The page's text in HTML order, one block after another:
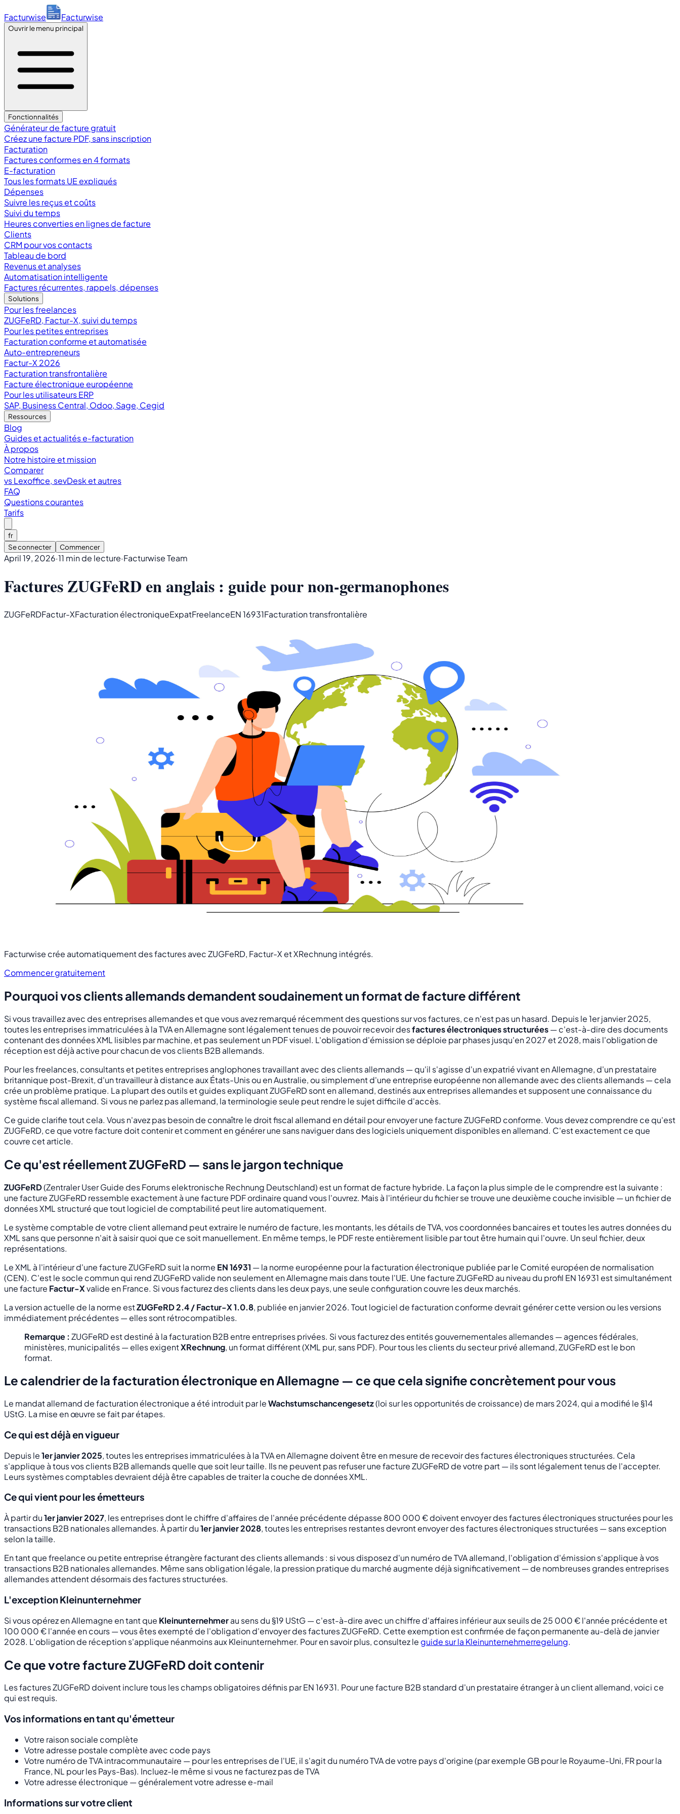
Facturwise Facturwise
Ouvrir le menu principal
Fonctionnalités
Générateur de facture gratuit
Créez une facture PDF, sans inscription
Facturation
Factures conformes en 4 formats
E-facturation
Tous les formats UE expliqués
Dépenses
Suivre les reçus et coûts
Suivi du temps
Heures converties en lignes de facture
Clients
CRM pour vos contacts
Tableau de bord
Revenus et analyses
Automatisation intelligente
Factures récurrentes, rappels, dépenses
Solutions
Pour les freelances
ZUGFeRD, Factur-X, suivi du temps
Pour les petites entreprises
Facturation conforme et automatisée
Auto-entrepreneurs
Factur-X 2026
Facturation transfrontalière
Facture électronique européenne
Pour les utilisateurs ERP
SAP, Business Central, Odoo, Sage, Cegid
Ressources
Blog
Guides et actualités e-facturation
À propos
Notre histoire et mission
Comparer
vs Lexoffice, sevDesk et autres
FAQ
Questions courantes
Tarifs
fr
Se connecter
Commencer
April 19, 2026·11 min de lecture·Facturwise Team
Factures ZUGFeRD en anglais : guide pour non-germanophones
ZUGFeRDFactur-XFacturation électroniqueExpatFreelanceEN 16931Facturation transfrontalière
Facturwise crée automatiquement des factures avec ZUGFeRD, Factur-X et XRechnung intégrés.
Commencer gratuitement
Pourquoi vos clients allemands demandent soudainement un format de facture différent
Si vous travaillez avec des entreprises allemandes et que vous avez remarqué récemment des questions sur vos factures, ce n'est pas un hasard. Depuis le 1er janvier 2025,
toutes les entreprises immatriculées à la TVA en Allemagne sont légalement tenues de pouvoir recevoir desfactures électroniques structurées— c'est-à-dire des documents
contenant des données XML lisibles par machine, et pas seulement un PDF visuel. L'obligation d'émission se déploie par phases jusqu'en 2027 et 2028, mais l'obligation de
réception est déjà active pour chacun de vos clients B2B allemands.
Pour les freelances, consultants et petites entreprises anglophones travaillant avec des clients allemands — qu'il s'agisse d'un expatrié vivant en Allemagne, d'un prestataire
britannique post-Brexit, d'un travailleur à distance aux États-Unis ou en Australie, ou simplement d'une entreprise européenne non allemande avec des clients allemands — cela
crée un problème pratique. La plupart des outils et guides expliquant ZUGFeRD sont en allemand, destinés aux entreprises allemandes et supposent une connaissance du
système fiscal allemand. Si vous ne parlez pas allemand, la terminologie seule peut rendre le sujet difficile d'accès.
Ce guide clarifie tout cela. Vous n'avez pas besoin de connaître le droit fiscal allemand en détail pour envoyer une facture ZUGFeRD conforme. Vous devez comprendre ce qu'est
ZUGFeRD, ce que votre facture doit contenir et comment en générer une sans naviguer dans des logiciels uniquement disponibles en allemand. C'est exactement ce que
couvre cet article.
Ce qu'est réellement ZUGFeRD — sans le jargon technique
ZUGFeRD(Zentraler User Guide des Forums elektronische Rechnung Deutschland) est un format de facture hybride. La façon la plus simple de le comprendre est la suivante :
une facture ZUGFeRD ressemble exactement à une facture PDF ordinaire quand vous l'ouvrez. Mais à l'intérieur du fichier se trouve une deuxième couche invisible — un fichier de
données XML structuré que tout logiciel de comptabilité peut lire automatiquement.
Le système comptable de votre client allemand peut extraire le numéro de facture, les montants, les détails de TVA, vos coordonnées bancaires et toutes les autres données du
XML sans que personne n'ait à saisir quoi que ce soit manuellement. En même temps, le PDF reste entièrement lisible par tout être humain qui l'ouvre. Un seul fichier, deux
représentations.
Le XML à l'intérieur d'une facture ZUGFeRD suit la norme EN 16931 — la norme européenne pour la facturation électronique publiée par le Comité européen de normalisation
(CEN). C'est le socle commun qui rend ZUGFeRD valide non seulement en Allemagne mais dans toute l'UE. Une facture ZUGFeRD au niveau du profil EN 16931 est simultanément
une facture Factur-Xvalide en France. Si vous facturez des clients dans les deux pays, une seule configuration couvre les deux marchés.
La version actuelle de la norme estZUGFeRD 2.4 / Factur-X 1.0.8, publiée en janvier 2026. Tout logiciel de facturation conforme devrait générer cette version ou les versions
immédiatement précédentes — elles sont rétrocompatibles.
Remarque : ZUGFeRD est destiné à la facturation B2B entre entreprises privées. Si vous facturez des entités gouvernementales allemandes — agences fédérales,
ministères, municipalités — elles exigentXRechnung, un format différent (XML pur, sans PDF). Pour tous les clients du secteur privé allemand, ZUGFeRD est le bon
format.
Le calendrier de la facturation électronique en Allemagne — ce que cela signifie concrètement pour vous
Le mandat allemand de facturation électronique a été introduit par leWachstumschancengesetz(loi sur les opportunités de croissance) de mars 2024, qui a modifié le §14
UStG. La mise en œuvre se fait par étapes.
Ce qui est déjà en vigueur
Depuis le1er janvier 2025, toutes les entreprises immatriculées à la TVA en Allemagne doivent être en mesure de recevoir des factures électroniques structurées. Cela
s'applique à tous vos clients B2B allemands quelle que soit leur taille. Ils ne peuvent pas refuser une facture ZUGFeRD de votre part — ils sont légalement tenus de l'accepter.
Leurs systèmes comptables devraient déjà être capables de traiter la couche de données XML.
Ce qui vient pour les émetteurs
À partir du1er janvier 2027, les entreprises dont le chiffre d'affaires de l'année précédente dépasse 800 000 € doivent envoyer des factures électroniques structurées pour les
transactions B2B nationales allemandes. À partir du1er janvier 2028, toutes les entreprises restantes devront envoyer des factures électroniques structurées — sans exception
selon la taille.
En tant que freelance ou petite entreprise étrangère facturant des clients allemands : si vous disposez d'un numéro de TVA allemand, l'obligation d'émission s'applique à vos
transactions B2B nationales allemandes. Même sans obligation légale, la pression pratique du marché augmente déjà significativement — de nombreuses grandes entreprises
allemandes attendent désormais des factures structurées.
L'exception Kleinunternehmer
Si vous opérez en Allemagne en tant que Kleinunternehmerau sens du §19 UStG — c'est-à-dire avec un chiffre d'affaires inférieur aux seuils de 25 000 € l'année précédente et
100 000 € l'année en cours — vous êtes exempté de l'obligation d'envoyer des factures ZUGFeRD. Cette exemption est confirmée de façon permanente au-delà de janvier
2028. L'obligation de réception s'applique néanmoins aux Kleinunternehmer. Pour en savoir plus, consultez leguide sur la Kleinunternehmerregelung.
Ce que votre facture ZUGFeRD doit contenir
Les factures ZUGFeRD doivent inclure tous les champs obligatoires définis par EN 16931. Pour une facture B2B standard d'un prestataire étranger à un client allemand, voici ce
qui est requis.
Vos informations en tant qu'émetteur
Votre raison sociale complète
Votre adresse postale complète avec code pays
Votre numéro de TVA intracommunautaire — pour les entreprises de l'UE, il s'agit du numéro TVA de votre pays d'origine (par exemple GB pour le Royaume-Uni, FR pour la
France, NL pour les Pays-Bas). Incluez-le même si vous ne facturez pas de TVA
Votre adresse électronique — généralement votre adresse e-mail
Informations sur votre client